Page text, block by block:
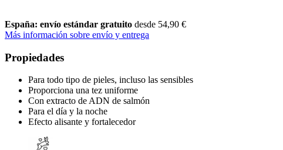
España: envío estándar gratuito desde 54,90 €
Más información sobre envío y entrega
Propiedades
Para todo tipo de pieles, incluso las sensibles
Proporciona una tez uniforme
Con extracto de ADN de salmón
Para el día y la noche
Efecto alisante y fortalecedor